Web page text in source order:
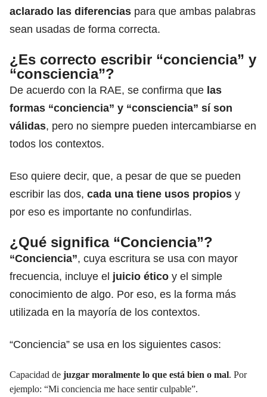
aclarado las diferencias para que ambas palabras
sean usadas de forma correcta.
¿Es correcto escribir “conciencia” y
“consciencia”?
De acuerdo con la RAE, se confirma que las
formas “conciencia” y “consciencia” sí son
válidas, pero no siempre pueden intercambiarse en
todos los contextos.
Eso quiere decir, que, a pesar de que se pueden
escribir las dos, cada una tiene usos propios y
por eso es importante no confundirlas.
¿Qué significa “Conciencia”?
“Conciencia”, cuya escritura se usa con mayor
frecuencia, incluye el juicio ético y el simple
conocimiento de algo. Por eso, es la forma más
utilizada en la mayoría de los contextos.
“Conciencia” se usa en los siguientes casos:
Capacidad de juzgar moralmente lo que está bien o mal. Por
ejemplo: “Mi conciencia me hace sentir culpable”.